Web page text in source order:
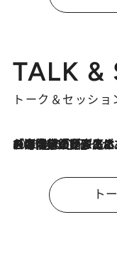
TALK &
トーク＆セッショ
2026.8.3
「今後値上げがあるとすれば…」「リスクがあるのは今年の冬」エネルギー専門家が語る、ホルムズ海峡封鎖が家庭にもたらす“ある心配”
ト